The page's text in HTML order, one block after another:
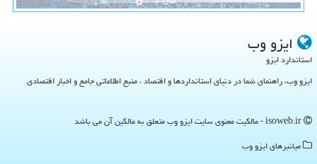
ایزو وب
استاندارد ایزو
ایزو وب، راهنمای شما در دنیای استانداردها و اقتصاد ، منبع اطلاعاتی جامع و اخبار اقتصادی
میانبرهای ایزو وب